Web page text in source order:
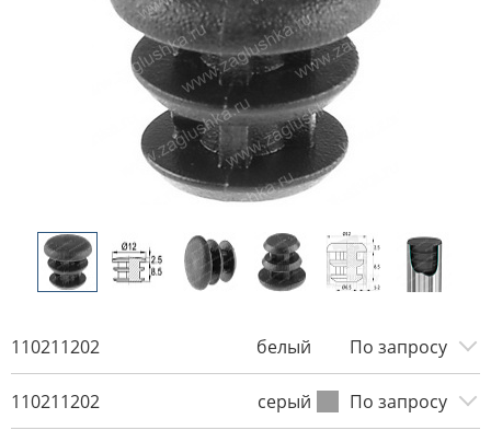
110211202 белый По запросу
110211202 серый По запросу